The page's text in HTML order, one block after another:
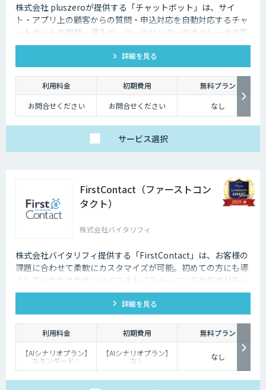
株式会社 pluszeroが提供する「チャットボット」は、サイ
ト・アプリ上の顧客からの質問・申込対応を自動対応するチャ
ットボットの開発・導入や、コールセンターのオペレータの質
問回答をサポートするチャットボットの開発・導入を行いま
詳細を見る
利用料金 初期費用
無料プラン
お問合せください
お問合せください なし
サービス選択
FirstContact（ファーストコン
タクト）
株式会社バイタリフィ
株式会社バイタリフィ提供する「FirstContact」は、お客様の
課題に合わせて柔軟にカスタマイズが可能。初めての方にも導
入していただきやすいハイコストパフォーマンスな生成AIチャ
ットボットです。
詳細を見る
利用料金 初期費用
無料プラン
【AIシナリオプラン】
スタンダード：
￥2,980～/月、プレミ
【AIシナリオプラン】
なし
【生成AIプラン】：
なし